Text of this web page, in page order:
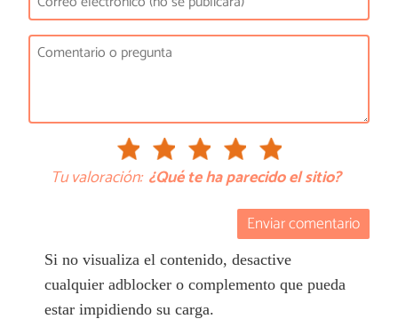
Tu valoración: ¿Qué te ha parecido el sitio?
Enviar comentario
Si no visualiza el contenido, desactive
cualquier adblocker o complemento que pueda
estar impidiendo su carga.